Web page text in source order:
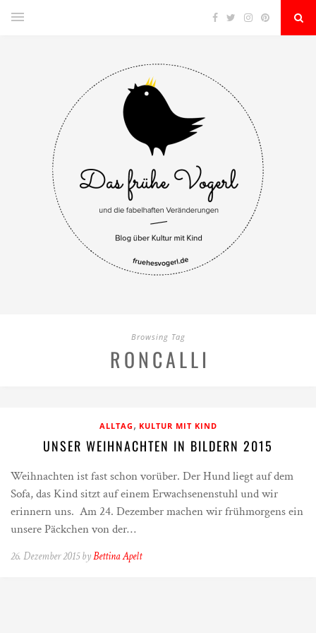
Browsing Tag
RONCALLI
ALLTAG , KULTUR MIT KIND
UNSER WEIHNACHTEN IN BILDERN 2015
Weihnachten ist fast schon vorüber. Der Hund liegt auf dem
Sofa, das Kind sitzt auf einem Erwachsenenstuhl und wir
erinnern uns. Am 24. Dezember machen wir frühmorgens ein
unsere Päckchen von der…
26. Dezember 2015 byBettina Apelt